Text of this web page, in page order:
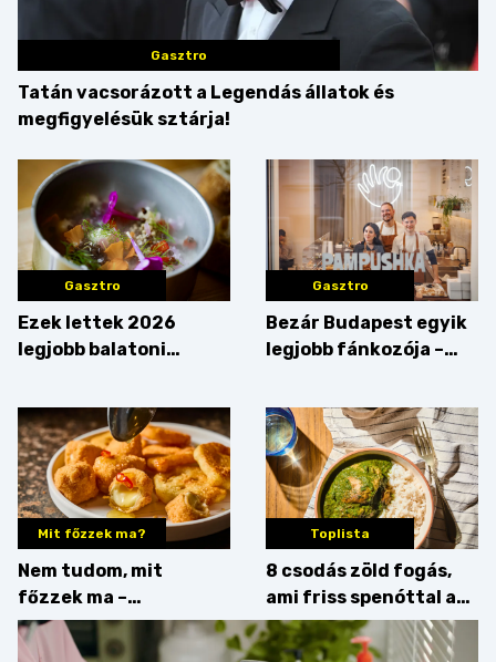
Gasztro
Tatán vacsorázott a Legendás állatok és
megfigyelésük sztárja!
Gasztro
Ezek lettek 2026
legjobb balatoni
végigkóstoltuk a
győzteseket
Gasztro
Bezár Budapest egyik
legjobb fánkozója –
Mit főzzek ma?
Nem tudom, mit
főzzek ma –
Főszerepben a
camembert
Toplista
8 csodás zöld fogás,
ami friss spenóttal az
igazi